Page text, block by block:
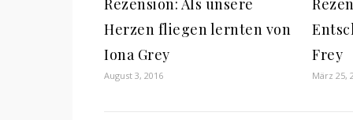
Rezension: Als unsere
Herzen fliegen lernten von
Iona Grey
August 3, 2016
Frey
März 25,